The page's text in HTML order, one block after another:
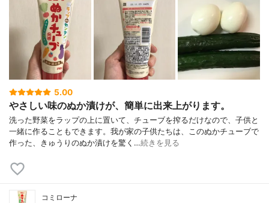
5.00
やさしい味のぬか漬けが、簡単に出来上がります。
洗った野菜をラップの上に置いて、チューブを搾るだけなので、子供と
一緒に作ることもできます。我が家の子供たちは、このぬかチューブで
作った、きゅうりのぬか漬けを驚く…続きを見る
コミローナ